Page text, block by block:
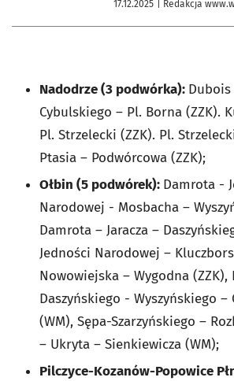
rozwiązywania
17.12.2025 | Redakcja
Nadodrze (3 podwórka):
Cybulskiego – Pl. Borna (ZZK).
Pl. Strzelecki (ZZK). Pl.
Ptasia – Podwórcowa (ZZK);
Ołbin (5 podwórek): Damrota -
Narodowej - Mosbacha –
Damrota – Jaracza –
Jedności Narodowej –
Nowowiejska – Wygodna (ZZK),
Daszyńskiego - Wyszyńskiego –
(WM), Sępa-Szarzyńskiego –
– Ukryta – Sienkiewicza (WM);
Pilczyce-Kozanów-Popowice